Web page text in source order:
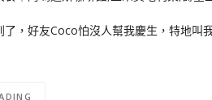
了，好友Coco怕沒人幫我慶生，特地叫